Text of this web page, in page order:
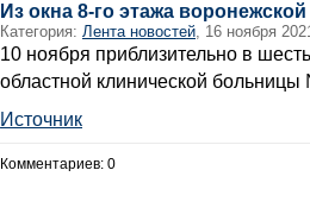
Из окна 8-го этажа
Категория: Лента новостей, 16 ноября
10 ноября приблизительно в
областной клинической
Источник
Комментариев: 0